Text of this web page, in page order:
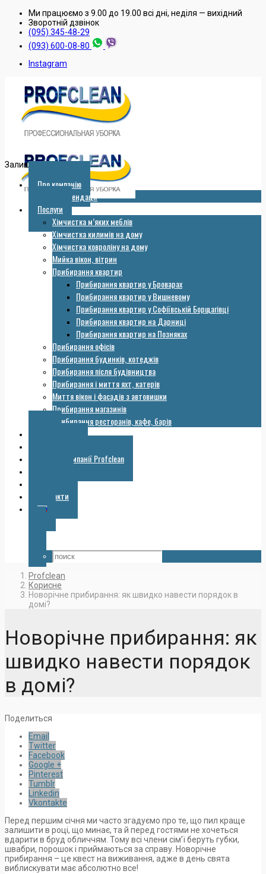
Ми працюємо з 9.00 до 19.00 всі дні, неділя — вихідний
Зворотнiй дзвiнок
(095) 345-48-29
(093) 600-08-80
Instagram
Залишити заявку
Про компанію
Рекомендації
Послуги
Хімчистка м’яких меблів
Хімчистка килимів на дому
Хімчистка ковроліну на дому
Мийка вікон, вітрин
Прибирання квартир
Прибирання квартир у Броварах
Прибирання квартир у Вишневому
Прибирання квартир у Софіївській Борщагівці
Прибирання квартир на Дарниці
Прибирання квартир на Позняках
Прибирання офісів
Прибирання будинків, котеджів
Прибирання після будівництва
Прибирання і миття яхт, катерів
Миття вікон і фасадів з автовишки
Прибирання магазинів
Прибирання ресторанів, кафе, барів
Галерея компанії Profclean
Контакти
Profclean
Корисне
Новорічне прибирання: як швидко навести порядок в
домі?
Новорічне прибирання: як
швидко навести порядок
в домі?
Поделиться
Email
Twitter
Facebook
Google +
Pinterest
Tumblr
Linkedin
Vkontakte
Перед першим січня ми часто згадуємо про те, що пил краще
залишити в році, що минає, та й перед гостями не хочеться
вдарити в бруд обличчям. Тому всі члени сім’ї беруть губки,
швабри, порошок і приймаються за справу. Новорічне
прибирання – це квест на виживання, адже в день свята
виблискувати має абсолютно все!